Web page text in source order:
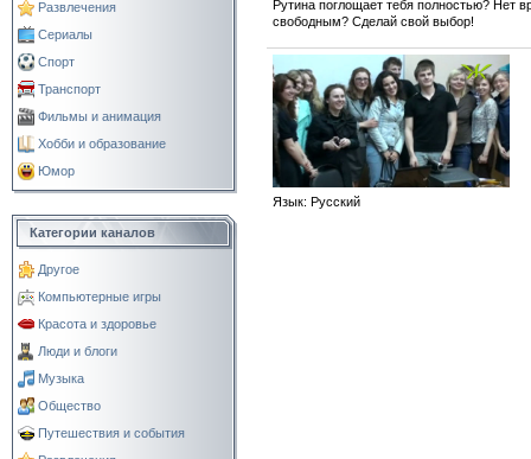
Развлечения
Сериалы
Спорт
Транспорт
Фильмы и анимация
Хобби и образование
Юмор
Категории каналов
Другое
Компьютерные игры
Красота и здоровье
Люди и блоги
Музыка
Общество
Путешествия и события
Рутина поглощает тебя полностью? Нет
свободным? Сделай свой выбор!
Язык: Русский